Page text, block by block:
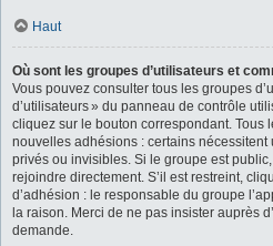
Haut
Où sont les groupes d’utilisateurs et
Vous pouvez consulter tous les groupes
d’utilisateurs » du panneau de contrôle
cliquez sur le bouton correspondant. Tous
nouvelles adhésions : certains nécessitent
privés ou invisibles. Si le groupe est
rejoindre directement. S’il est restreint,
d’adhésion : le responsable du groupe
la raison. Merci de ne pas insister auprès
demande.